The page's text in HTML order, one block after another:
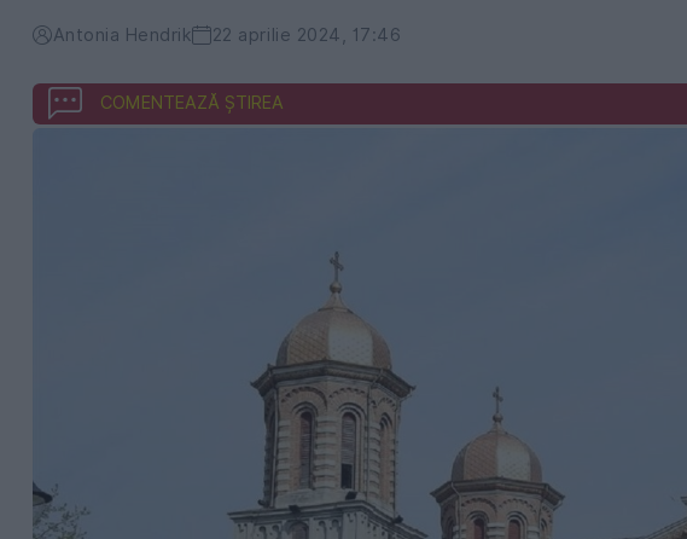
Antonia Hendrik 22 aprilie 2024, 17:46
COMENTEAZĂ ȘTIREA